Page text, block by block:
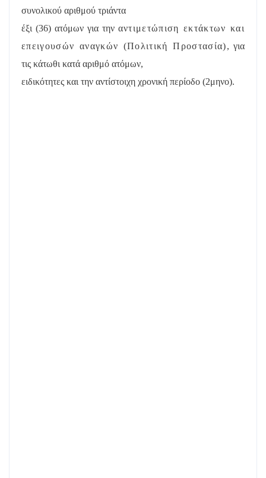
συνολικού αριθμού τριάντα
έξι (36) ατόμων για την αντιμετώπιση εκτάκτων και
επειγουσών αναγκών (Πολιτική Προστασία), για
τις κάτωθι κατά αριθμό ατόμων,
ειδικότητες και την αντίστοιχη χρονική περίοδο (2μηνο).